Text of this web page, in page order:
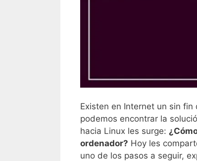
Existen en Internet un sin
podemos encontrar la
hacia Linux les surge:
ordenador? Hoy les
uno de los pasos a seguir,